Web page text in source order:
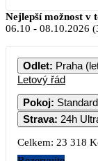
Nejlepší možnost v
06.10 - 08.10.2026
Odlet: Praha
Letový řád
Pokoj:
Strava: 24h
Celkem: 23 318